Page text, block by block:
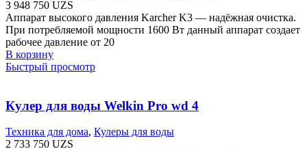
3 948 750 UZS
Аппарат высокого давления Karcher K3 — надёжная очистка.
При потребляемой мощности 1600 Вт данный аппарат создает
рабочее давление от 20
В корзину
Быстрый просмотр
Кулер для воды Welkin Pro wd 4
Техника для дома, Кулеры для воды
2 733 750 UZS